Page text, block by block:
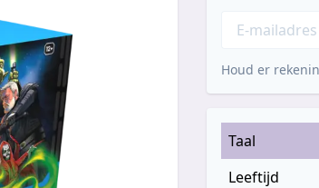
Houd er
Taal
Leeftijd